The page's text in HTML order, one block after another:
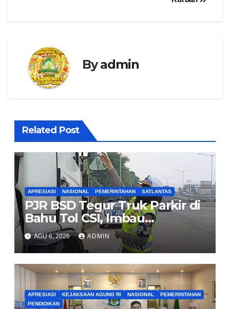
Byadmin
Related Post
APRESIASI NASIONAL PEMERINTAHAN SATLANTAS
PJR BSD Tegur Truk Parkir di
Bahu Tol CSI, Imbau
Pengendara Tertib
AGU 6, 2026 ADMIN
APRESIASI KEJAKSAAN AGUNG RI NASIONAL
PEMERINTAHAN
PENDIDIKAN